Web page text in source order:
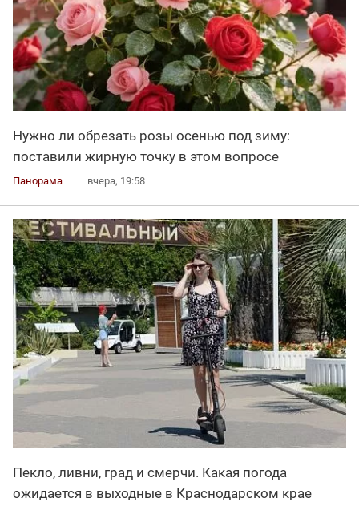
Нужно ли обрезать розы осенью под зиму:
поставили жирную точку в этом вопросе
Панорама вчера, 19:58
Пекло, ливни, град и смерчи. Какая погода
ожидается в выходные в Краснодарском крае